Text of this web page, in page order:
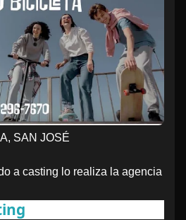
SAN JOSÉ
a casting lo realiza la agencia